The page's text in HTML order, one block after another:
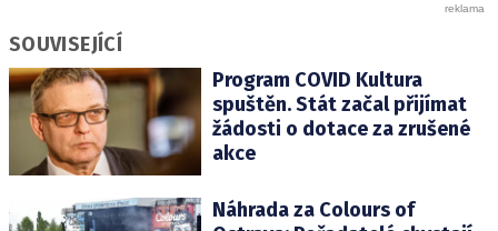
SOUVISEJÍCÍ
Program COVID Kultura
spuštěn. Stát začal přijímat
žádosti o dotace za zrušené
akce
Náhrada za Colours of